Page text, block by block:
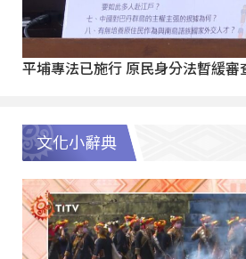
平埔專法已施行 原民身分法暫緩審
文化小辭典